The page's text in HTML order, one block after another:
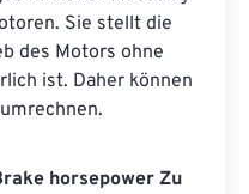
Sie stellt die
des Motors ohne
ist. Daher können
horsepower Zu